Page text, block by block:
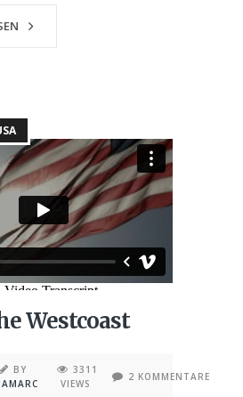
Westcoast
BY
3311
VIEWS
2 KOMMENTARE